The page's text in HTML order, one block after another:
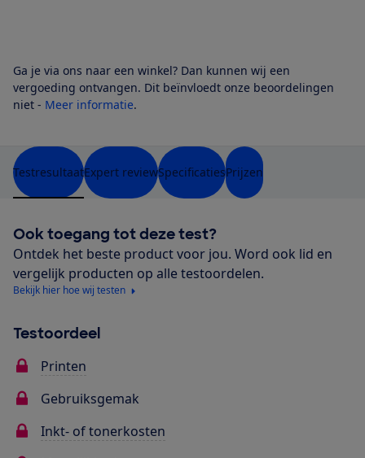
Ga je via ons naar een winkel? Dan kunnen wij een
vergoeding ontvangen. Dit beïnvloedt onze beoordelingen
niet - Meer informatie.
TestresultaatExpert reviewSpecificatiesPrijzen
Ook toegang tot deze test?
Ontdek het beste product voor jou. Word ook lid en
vergelijk producten op alle testoordelen.
Bekijk hier hoe wij testen
Testoordeel
Printen
Gebruiksgemak
Inkt- of tonerkosten